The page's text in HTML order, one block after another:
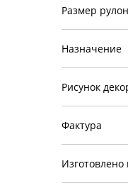
Размер
Назначение
Рисунок
Фактура
Изготовлено